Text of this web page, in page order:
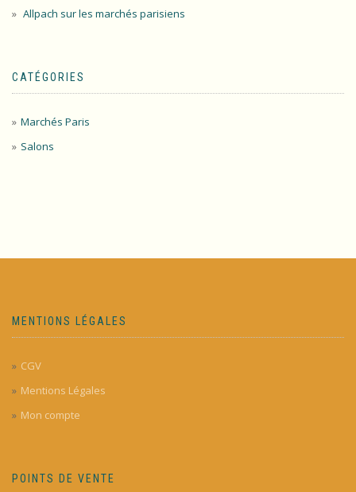
Allpach sur les marchés parisiens
CATÉGORIES
Marchés Paris
Salons
MENTIONS LÉGALES
CGV
Mentions Légales
Mon compte
POINTS DE VENTE